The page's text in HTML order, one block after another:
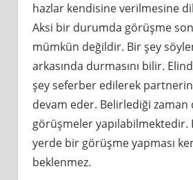
hazlar kendisine verilmesine
Aksi bir durumda görüşme
mümkün değildir. Bir şey
arkasında durmasını bilir.
şey seferber edilerek
devam eder. Belirlediği
görüşmeler
yerde bir görüşme yapması
beklenmez.